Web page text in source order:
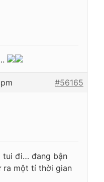
#56165
tui đi… đang bận
ra một tí thời gian